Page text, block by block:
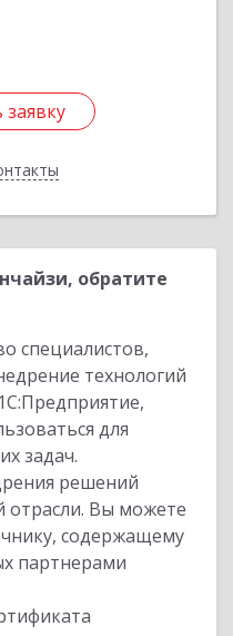
обратите
специалистов,
технологий
для
задач.
решений
отрасли. Вы можете
содержащему
партнерами